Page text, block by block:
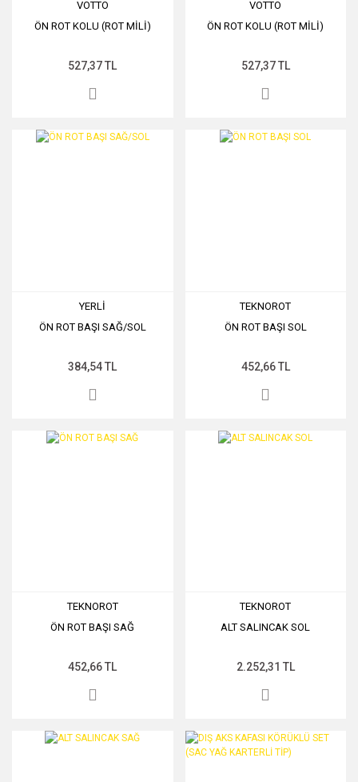
VOTTO
ÖN ROT KOLU (ROT MİLİ)
527,37 TL
VOTTO
ÖN ROT KOLU (ROT MİLİ)
527,37 TL
YERLİ
ÖN ROT BAŞI SAĞ/SOL
384,54 TL
TEKNOROT
ÖN ROT BAŞI SOL
452,66 TL
TEKNOROT
ÖN ROT BAŞI SAĞ
452,66 TL
TEKNOROT
ALT SALINCAK SOL
2.252,31 TL